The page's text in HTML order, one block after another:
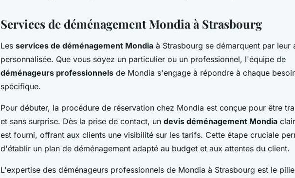
Services de déménagement Mondia à Strasbourg
Les services de déménagement Mondia à Strasbourg se démarquent par leur
personnalisée. Que vous soyez un particulier ou un professionnel, l'équipe de
déménageurs professionnels de Mondia s'engage à répondre à chaque
spécifique.
Pour débuter, la procédure de réservation chez Mondia est conçue pour être
et sans surprise. Dès la prise de contact, un devis déménagement Mondia
est fourni, offrant aux clients une visibilité sur les tarifs. Cette étape cruciale
d'établir un plan de déménagement adapté au budget et aux attentes du client.
L'expertise des déménageurs professionnels de Mondia à Strasbourg est le